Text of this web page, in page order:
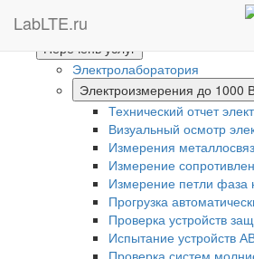
LabLTE.ru
Главная
Перечень услуг
Электролаборатория
Технический отчет
Визуальный осмотр
Измерения
Измерение
Измерение петли фаза
Прогрузка
Проверка устройств
Испытание устройств
Проверка систем